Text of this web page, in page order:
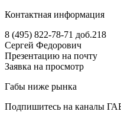
Контактная информация
8 (495) 822-78-71 доб.218
Сергей Федорович
Презентацию на почту
Заявка на просмотр
Габы ниже рынка
Подпишитесь на каналы